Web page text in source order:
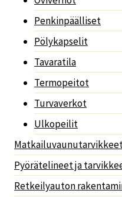
Penkinpäälliset
Pölykapselit
Tavaratila
Termopeitot
Turvaverkot
Ulkopeilit
Pyörätelineet ja
Retkeilyauton